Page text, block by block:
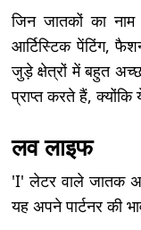
जिन जातकों का
आर्टिस्टिक पेंटिंग,
जुड़े क्षेत्रों में बहुत
प्राप्त करते हैं,
लव लाइफ
'I' लेटर वाले जातक
यह अपने पार्टनर की